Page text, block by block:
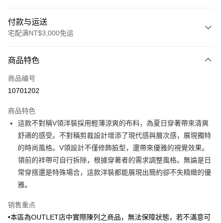
付款与运送
宅配满NT$3,000免运
信用卡一次付款
信用卡分期付款
合作金库商业银行
华南商业银行
彰化商业银行
上海商业储蓄银行
台北富邦商业银行
国泰世华商业银行
兆丰国际商业银行
台湾中小企业银行
台中商业银行
汇丰（台湾）商业银行
华泰商业银行
联邦商业银行
远东国际商业银行
元大商业银行
台新国际商业银行
台湾乐天信用卡公司
6期 0利率，每期
华南商业银行
彰化商业银行
上海商业储蓄银行
台北富邦商业银行
国泰世华商业银行
兆丰国际商业银行
台湾中小企业银行
台中商业银行
汇丰（台湾）商业银行
元大商业银行
玉山商业银行
星展（台湾）商业银行
LINE Pay
Apple Pay
街口支付
悠遊付
Google Pay
商品特色
商品编号
10701202
商品特色
這款不對稱V領洋裝採用輕薄涼爽的布料，為夏日穿著帶來清爽
舒適的感受。不對稱剪裁設計增添了現代感與層次感，展現獨特
的時尚風格。V領設計不僅修飾臉型，還帶來優雅的視覺效果。
領前的袢帶可自行拆除，根據穿著者的需求調整風格。無論是日
常穿搭還是特殊場合，這款洋裝都能展現出簡約卻不失精緻的優
雅。
销售重点
•本區為OUTLET店中實際陳列之商品，無法保障狀態，若不滿意可